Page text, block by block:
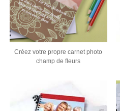
Créez votre propre carnet photo
champ de fleurs